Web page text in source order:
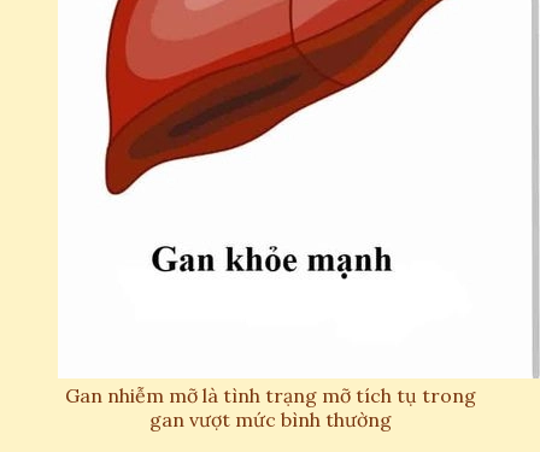
Gan nhiễm mỡ là tình trạng mỡ tích tụ trong
gan vượt mức bình thường